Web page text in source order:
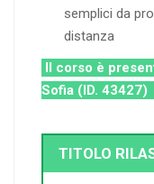
semplici da
distanza
Il corso è
Sofia (ID. 43427)
TITOLO